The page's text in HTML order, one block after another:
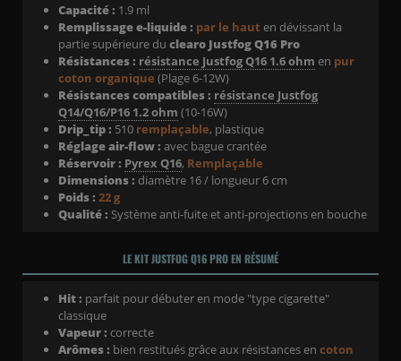
Capacité : 1.9 ml
Remplissage e-liquide : par le haut en dévissant la
partie supérieure du clearo Justfog Q16 Pro
Résistances : résistance Justfog Q16 1.6 ohm en pur
coton organique (Plage 6-12W)
Résistances compatibles : résistance Justfog
Q14/Q16/P16 1.2 ohm (10-16W)
Drip_tip : 510 remplaçable, plastique
Réglage air-flow : avec bague crantée
Réservoir : Pyrex Q16, Remplaçable
Dimensions : diamètre 16 / longueur 6 cm
Poids : 22 g
Qualité : Système anti-fuite et anti-projections en bouche
LE KIT JUSTFOG Q16 PRO EN RÉSUMÉ
Hit : parfait pour débuter en mode "type cigarette"
classique
Vapeur : correcte
Arômes : bien restitués grâce aux résistances en coton